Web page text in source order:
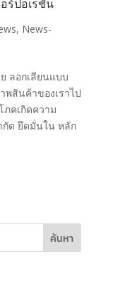
ร์ปอเรชั่น
, News-
ลอกเลียนแบบ
สินค้าของเราไป
คเกิดความ
กัด ยึดมั่นใน หลัก
ค้นหา